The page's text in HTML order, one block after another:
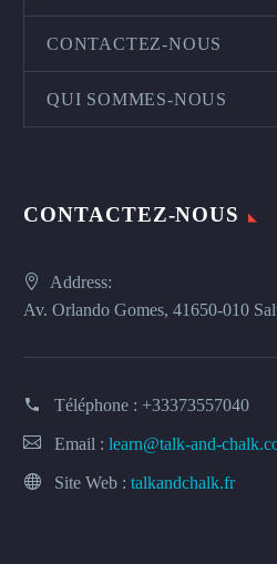
CONTACTEZ-NOUS
QUI SOMMES-NOUS
CONTACTEZ-NOUS
Address:
Av. Orlando Gomes, 41650-010
Téléphone : +33373557040
Email : learn@talk-and-
Site Web : talkandchalk.fr